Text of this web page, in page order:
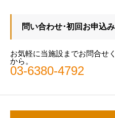
問い合わせ･初回お申込み
お気軽に当施設までお問合せ
から。
03-6380-4792